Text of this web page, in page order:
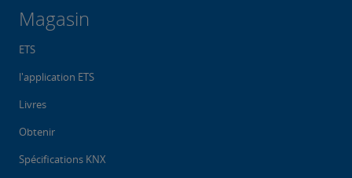
Magasin
ETS
l'application ETS
Livres
Obtenir
Spécifications KNX